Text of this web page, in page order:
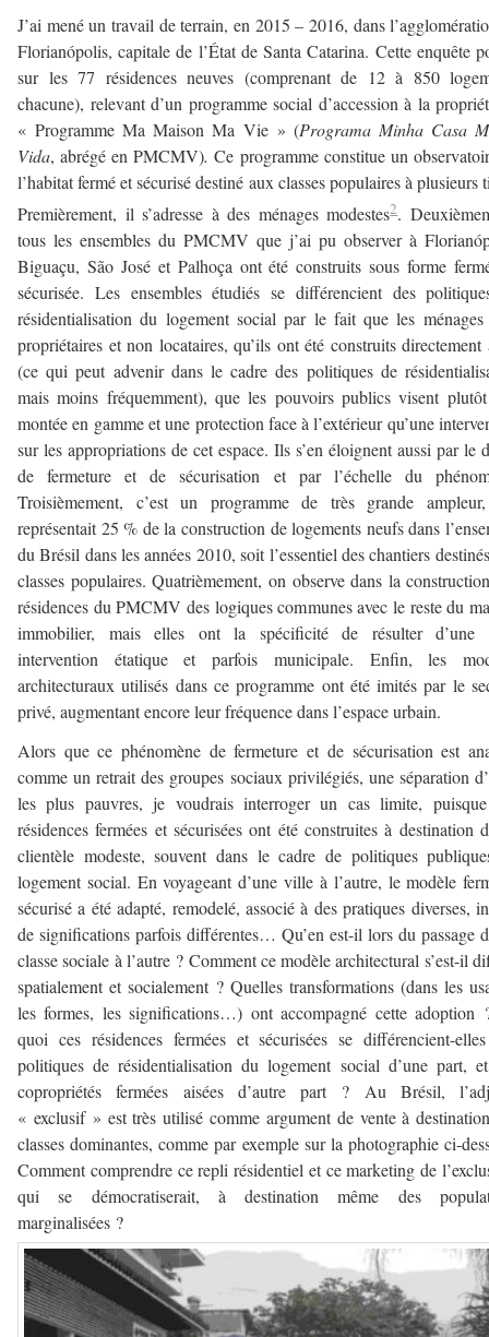
J’ai mené un travail de terrain, en 2015 – 2016, dans
Florianópolis, capitale de l’État de Santa Catarina. Cette enquête
sur les 77 résidences neuves (comprenant de 12 à 850
chacune), relevant d’un programme social d’accession à la
« Programme Ma Maison Ma Vie » (Programa Minha Casa
Vida, abrégé en PMCMV).Ce programme constitue un
l’habitat fermé et sécurisé destiné aux classes populaires à plusieurs
Premièrement, il s’adresse à des ménages modestes2.
tous les ensembles du PMCMV que j’ai pu observer à
Biguaçu, São José et Palhoça ont été construits sous forme
sécurisée. Les ensembles étudiés se différencient des
résidentialisation du logement social par le fait que les ménages
propriétaires et non locataires, qu’ils ont été construits directement
(ce qui peut advenir dans le cadre des politiques de
mais moins fréquemment), que les pouvoirs publics visent
montée en gamme et une protection face à l’extérieur qu’une
sur les appropriations de cet espace. Ils s’en éloignent aussi par le
de fermeture et de sécurisation et par l’échelle du
Troisièmement, c’est un programme de très grande
représentait 25 % de la construction de logements neufs dans
du Brésil dans les années 2010, soit l’essentiel des chantiers
classes populaires. Quatrièmement, on observe dans la
résidences du PMCMV des logiques communes avec le reste du
immobilier, mais elles ont la spécificité de résulter d’une
intervention étatique et parfois municipale. Enfin, les
architecturaux utilisés dans ce programme ont été imités par le
privé, augmentant encore leur fréquence dans l’espace urbain.
Alors que ce phénomène de fermeture et de sécurisation est
comme un retrait des groupes sociaux privilégiés, une séparation
les plus pauvres, je voudrais interroger un cas limite,
résidences fermées et sécurisées ont été construites à destination
clientèle modeste, souvent dans le cadre de politiques
logement social. En voyageant d’une ville à l’autre, le modèle
sécurisé a été adapté, remodelé, associé à des pratiques diverses,
de significations parfois différentes… Qu’en est-il lors du passage
classe sociale à l’autre ? Comment ce modèle architectural s’est-il
spatialement et socialement ? Quelles transformations (dans les
les formes, les significations…) ont accompagné cette adoption
quoi ces résidences fermées et sécurisées se différencient-
politiques de résidentialisation du logement social d’une part,
copropriétés fermées aisées d’autre part ? Au Brésil,
« exclusif » est très utilisé comme argument de vente à
classes dominantes, comme par exemple sur la photographie ci-
Comment comprendre ce repli résidentiel et ce marketing de
qui se démocratiserait, à destination même des
marginalisées ?